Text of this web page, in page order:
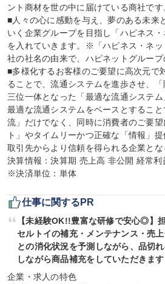
ント商材を世の中に届けている商社です
■人々の心に感動を与え、夢のある未来
いく企業グループを目指し「ハピネス
を入れていきます。※「ハピネス・ネッ
社の社名の由来で、ハピネットグループ
■多様化するお客様のご要望に高次元で
ることで、流通システムを進歩させ、
三位一体となった「最適な流通システ
最適な流通システムをベースとするこ
流」だけでなく、同時に消費者のご要
ト」やタイムリーかつ正確な「情報」提
取引先からより信頼を得られる企業とな
決算情報：決算期 売上高 非公開 経常利
※決済単位：単体
仕事に関するPR
【未経験OK!!豊富な研修で安心◎】
セルトイの補充・メンテナンス・売
との消化状況を予測しながら、品切
しながら商品補充をしていただきます
企業・求人の特色